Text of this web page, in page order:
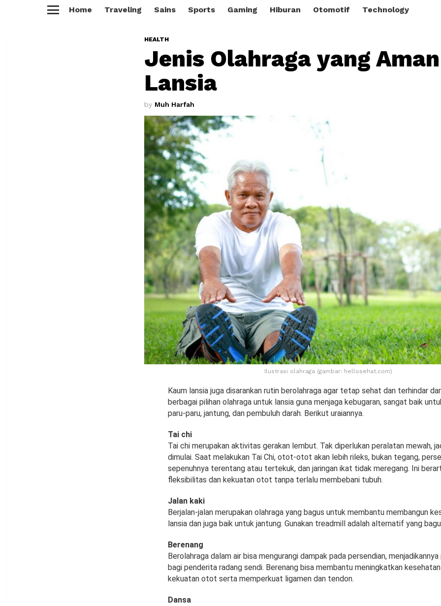
Home Traveling Sains Sports Gaming Hiburan Otomotif Technology
HEALTH
Jenis Olahraga yang
Lansia
by Muh Harfah
Ilustrasi olahraga (gambar: hellosehat.com)
Kaum lansia juga disarankan rutin berolahraga agar tetap sehat dan terhindar
berbagai pilihan olahraga untuk lansia guna menjaga kebugaran, sangat baik
paru-paru, jantung, dan pembuluh darah. Berikut uraiannya.
Tai chi
Tai chi merupakan aktivitas gerakan lembut. Tak diperlukan peralatan mewah,
dimulai. Saat melakukan Tai Chi, otot-otot akan lebih rileks, bukan tegang,
sepenuhnya terentang atau tertekuk, dan jaringan ikat tidak meregang. Ini
fleksibilitas dan kekuatan otot tanpa terlalu membebani tubuh.
Jalan kaki
Berjalan-jalan merupakan olahraga yang bagus untuk membantu membangun
lansia dan juga baik untuk jantung. Gunakan treadmill adalah alternatif yang
Berenang
Berolahraga dalam air bisa mengurangi dampak pada persendian,
bagi penderita radang sendi. Berenang bisa membantu meningkatkan
kekuatan otot serta memperkuat ligamen dan tendon.
Dansa